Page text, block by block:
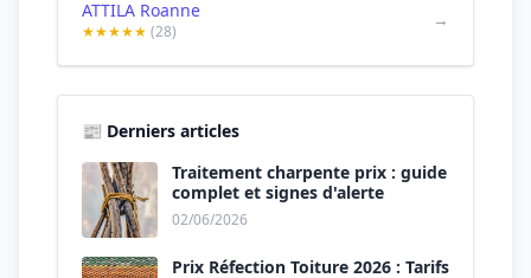
ATTILA Roanne
★★★★★ (28)
→
📰 Derniers articles
Traitement charpente prix : guide
complet et signes d'alerte
02/06/2026
Prix Réfection Toiture 2026 : Tarifs